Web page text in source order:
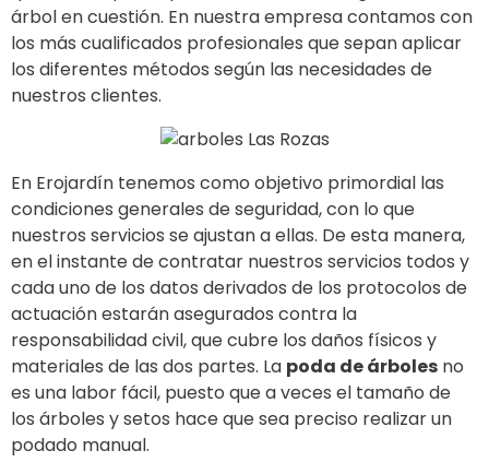
árbol en cuestión. En nuestra empresa contamos con
los más cualificados profesionales que sepan aplicar
los diferentes métodos según las necesidades de
nuestros clientes.
En Erojardín tenemos como objetivo primordial las
condiciones generales de seguridad, con lo que
nuestros servicios se ajustan a ellas. De esta manera,
en el instante de contratar nuestros servicios todos y
cada uno de los datos derivados de los protocolos de
actuación estarán asegurados contra la
responsabilidad civil, que cubre los daños físicos y
materiales de las dos partes. La poda de árboles no
es una labor fácil, puesto que a veces el tamaño de
los árboles y setos hace que sea preciso realizar un
podado manual.